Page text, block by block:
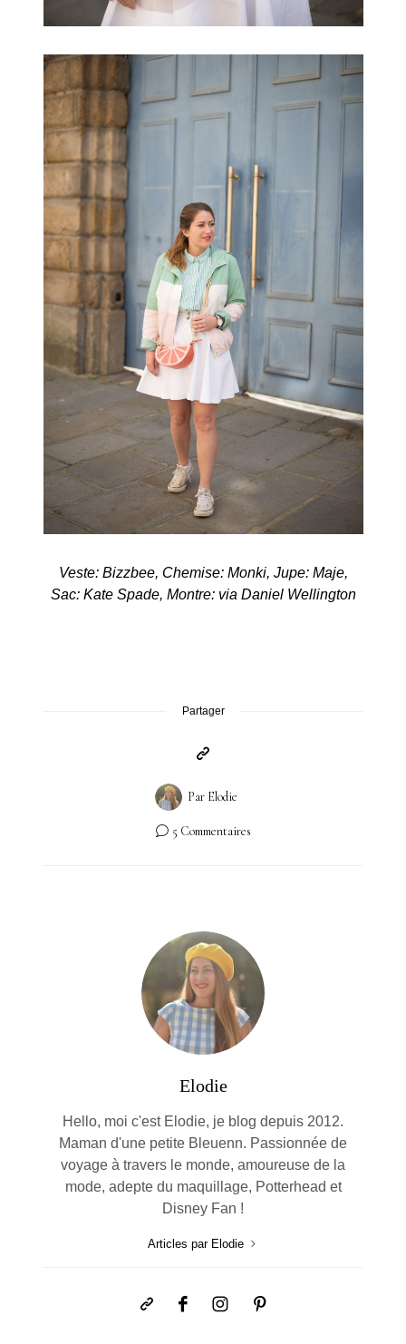
Veste: Bizzbee, Chemise: Monki, Jupe: Maje,
Sac: Kate Spade, Montre: via Daniel Wellington
Partager
Par Elodie
5 Commentaires
Elodie
Hello, moi c'est Elodie, je blog depuis 2012.
Maman d'une petite Bleuenn. Passionnée de
voyage à travers le monde, amoureuse de la
mode, adepte du maquillage, Potterhead et
Disney Fan !
Articles par Elodie